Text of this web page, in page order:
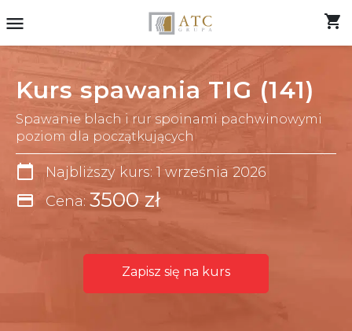
menu shopping_cart
Kurs spawania TIG (141)
Spawanie blach i rur spoinami pachwinowymi
poziom dla początkujących
calendar_today Najbliższy kurs: 1 września 2026
credit_card Cena: 3500 zł
Zapisz się na kurs